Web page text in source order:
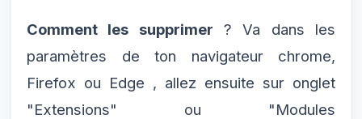
Comment les supprimer ? Va dans les
paramètres de ton navigateur chrome,
Firefox ou Edge , allez ensuite sur onglet
"Extensions" ou "Modules